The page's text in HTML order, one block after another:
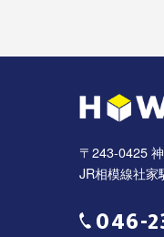
〒243-0425
JR相模線社家
046-